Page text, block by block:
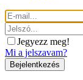
Jegyezz meg!
Mi a jelszavam?